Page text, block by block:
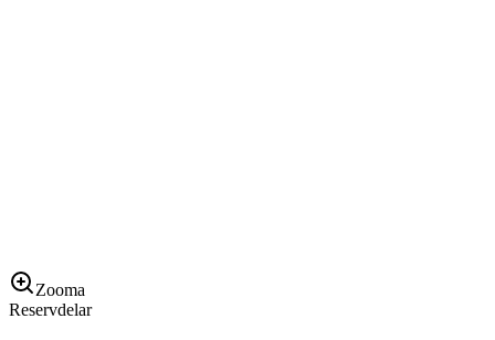
Zooma
Reservdelar